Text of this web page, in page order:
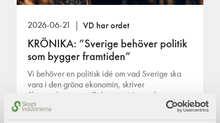
2026-06-21 VD har ordet
KRÖNIKA: ”Sverige behöver politik
som bygger framtiden”
Vi behöver en politisk idé om vad Sverige ska
vara i den gröna ekonomin, skriver
Skogsindustrierna i Tidningen Näringslivet.